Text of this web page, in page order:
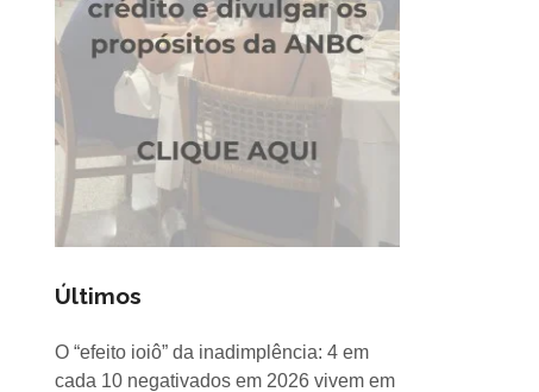
Últimos
O “efeito ioiô” da inadimplência: 4 em
cada 10 negativados em 2026 vivem em